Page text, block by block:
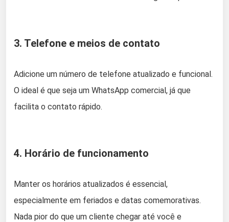
3. Telefone e meios de contato
Adicione um número de telefone atualizado e funcional.
O ideal é que seja um WhatsApp comercial, já que
facilita o contato rápido.
4. Horário de funcionamento
Manter os horários atualizados é essencial,
especialmente em feriados e datas comemorativas.
Nada pior do que um cliente chegar até você e